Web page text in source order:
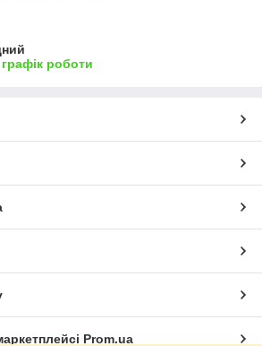
роботи
Prom.ua